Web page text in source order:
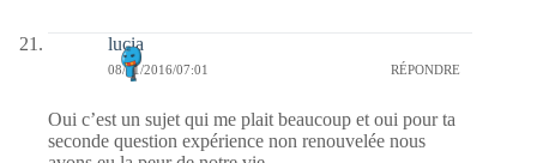
lucia
08/01/2016/07:01 RÉPONDRE
Oui c’est un sujet qui me plait beaucoup et oui pour ta
seconde question expérience non renouvelée nous